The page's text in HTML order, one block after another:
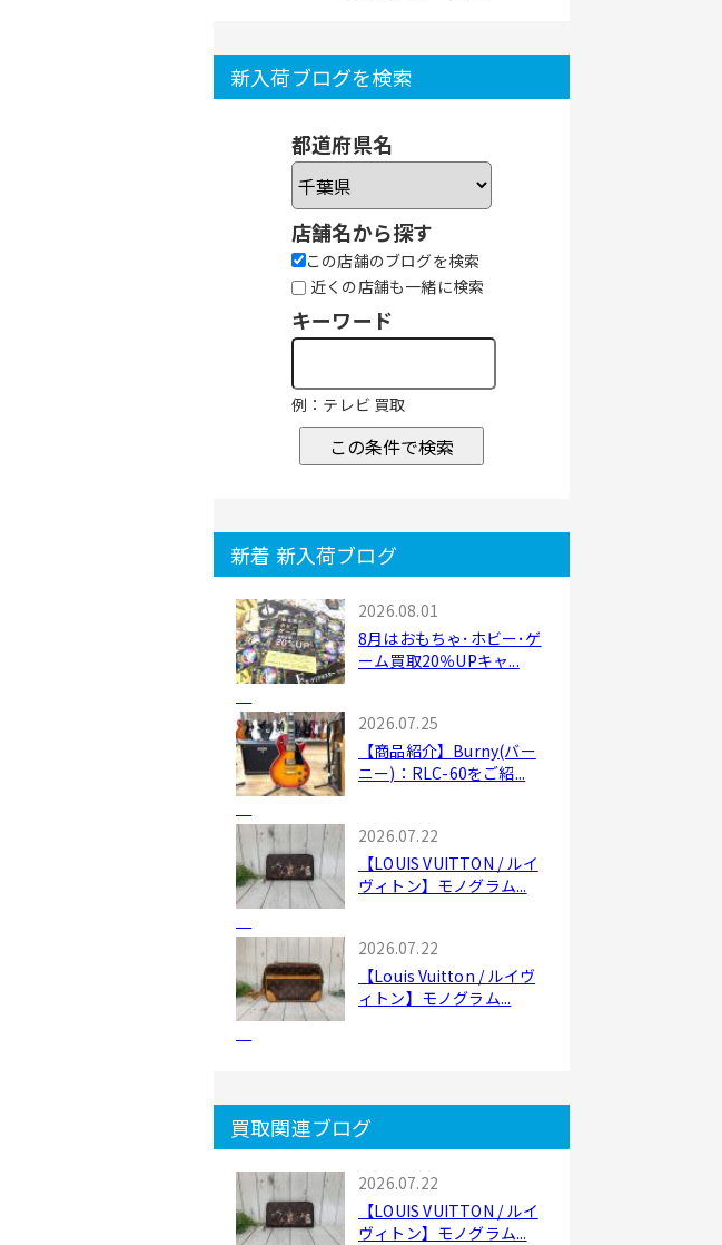
新入荷ブログを検索
都道府県名
店舗名から探す
この店舗のブログを検索
近くの店舗も一緒に検索
キーワード
例：テレビ 買取
この条件で検索
新着 新入荷ブログ
2026.08.01
8月はおもちゃ･ホビー･ゲ
ーム買取20％UPキャ...
2026.07.25
【商品紹介】Burny(バー
ニー)：RLC-60をご紹...
2026.07.22
【LOUIS VUITTON / ルイ
ヴィトン】モノグラム...
2026.07.22
【Louis Vuitton / ルイヴ
ィトン】モノグラム...
買取関連ブログ
2026.07.22
【LOUIS VUITTON / ルイ
ヴィトン】モノグラム...